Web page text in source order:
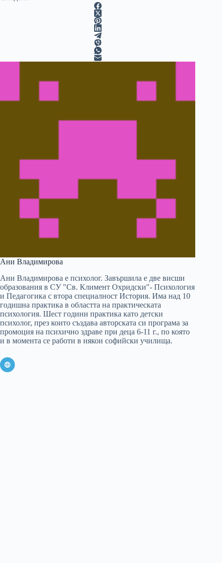
Ани Владимирова
Ани Владимирова е психолог. Завършила е две висши
образования в СУ "Св. Климент Охридски"- Психология
и Педагогика с втора специалност История. Има над 10
годишна практика в областта на практическата
психология. Шест години практика като детски
психолог, през които създава авторската си програма за
промоция на психично здраве при деца 6-11 г., по която
и в момента се работи в някои софийски училища.